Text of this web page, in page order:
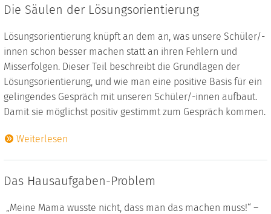
Die Säulen der Lösungsorientierung
Lösungsorientierung knüpft an dem an, was unsere Schüler/-
innen schon besser machen statt an ihren Fehlern und
Misserfolgen. Dieser Teil beschreibt die Grundlagen der
Lösungsorientierung, und wie man eine positive Basis für ein
gelingendes Gespräch mit unseren Schüler/-innen aufbaut.
Damit sie möglichst positiv gestimmt zum Gespräch kommen.
Weiterlesen
Das Hausaufgaben-Problem
„Meine Mama wusste nicht, dass man das machen muss!“ –